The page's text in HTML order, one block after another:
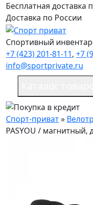
Бесплатная доставка
Доставка по России
Спортивный
+7 (423) 201-81-11, +7
info@sportprivate.ru
Спорт-приват»
PASYOU / магнитный,